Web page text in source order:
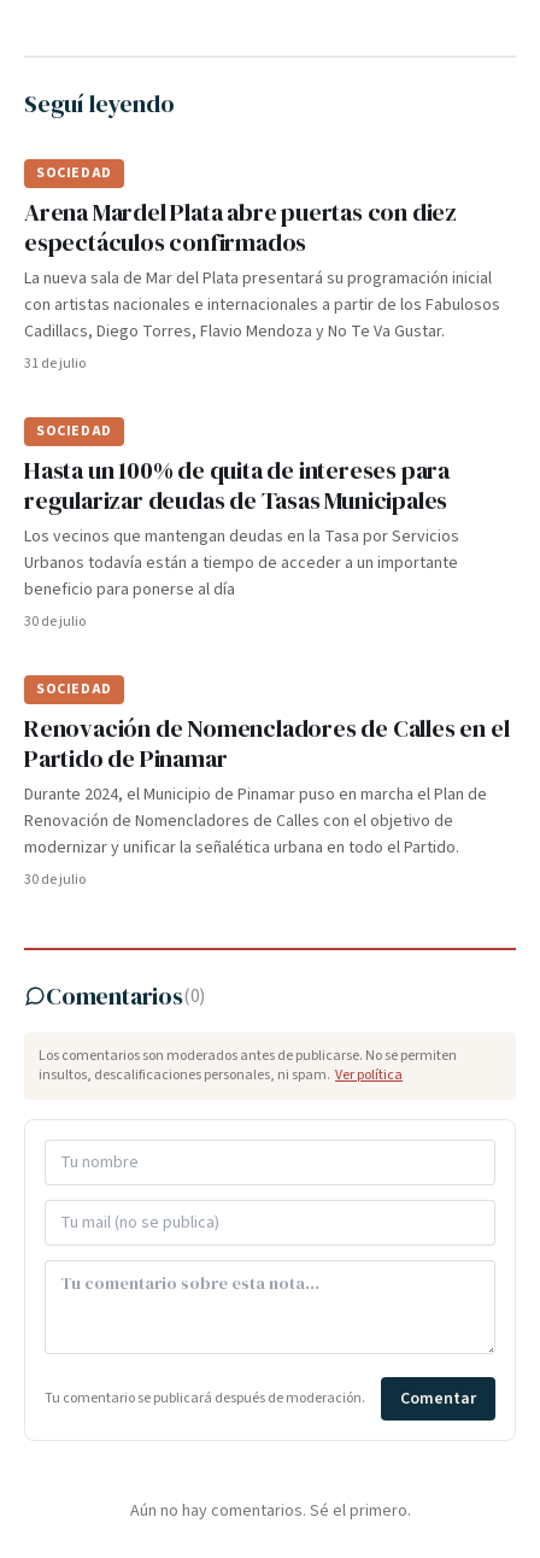
Seguí leyendo
SOCIEDAD
Arena Mardel Plata abre puertas con diez
espectáculos confirmados
La nueva sala de Mar del Plata presentará su programación inicial
con artistas nacionales e internacionales a partir de los Fabulosos
Cadillacs, Diego Torres, Flavio Mendoza y No Te Va Gustar.
31 de julio
SOCIEDAD
Hasta un 100% de quita de intereses para
regularizar deudas de Tasas Municipales
Los vecinos que mantengan deudas en la Tasa por Servicios
Urbanos todavía están a tiempo de acceder a un importante
beneficio para ponerse al día
30 de julio
SOCIEDAD
Renovación de Nomencladores de Calles en el
Partido de Pinamar
Durante 2024, el Municipio de Pinamar puso en marcha el Plan de
Renovación de Nomencladores de Calles con el objetivo de
modernizar y unificar la señalética urbana en todo el Partido.
30 de julio
Comentarios(0)
Los comentarios son moderados antes de publicarse. No se permiten
insultos, descalificaciones personales, ni spam. Ver política
Tu comentario se publicará después de moderación. Comentar
Aún no hay comentarios. Sé el primero.